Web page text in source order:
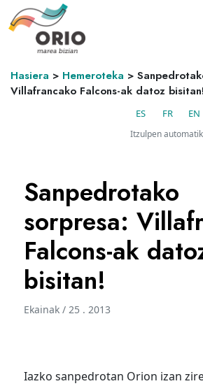
Hasiera > Hemeroteka >
Villafrancako Falcons-ak datoz bisitan!
ES FR EN
Itzulpen
Sanpedrotako
sorpresa:
Falcons-ak
bisitan!
Ekainak / 25 . 2013
Iazko sanpedrotan Orion izan